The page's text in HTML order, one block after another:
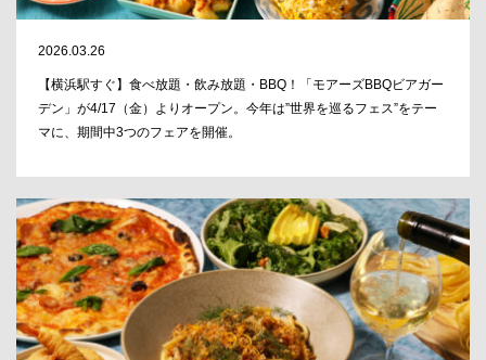
2026.03.26
【横浜駅すぐ】食べ放題・飲み放題・BBQ！「モアーズBBQビアガー
デン」が4/17（金）よりオープン。今年は”世界を巡るフェス”をテー
マに、期間中3つのフェアを開催。